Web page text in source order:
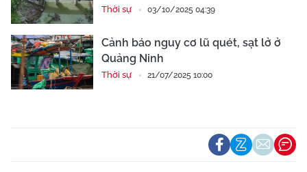
Thời sự 03/10/2025 04:39
Cảnh báo nguy cơ lũ quét, sạt lở ở
Quảng Ninh
Thời sự 21/07/2025 10:00